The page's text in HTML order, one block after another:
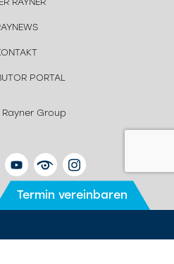
PORTAL
Group
YOUTUBEEYETUBEINSTAGRAM
Termin vereinbaren